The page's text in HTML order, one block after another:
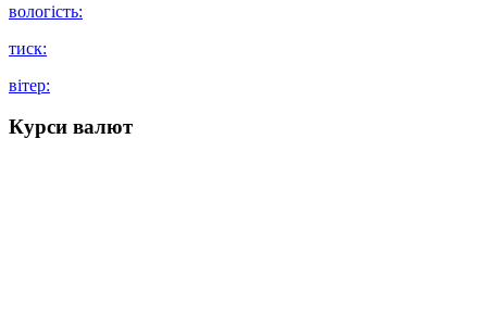
вологість:
тиск:
вітер:
Курси валют